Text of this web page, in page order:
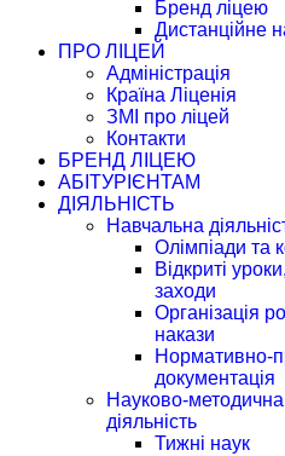
Бренд ліцею
Дистанційне
ПРО ЛІЦЕЙ
Адміністрація
Країна Ліценія
ЗМІ про ліцей
Контакти
БРЕНД ЛІЦЕЮ
АБІТУРІЄНТАМ
ДІЯЛЬНІСТЬ
Навчальна
Олімпіади та
Відкриті
заходи
Організація
накази
Нормативно-
документація
Науково-методична
діяльність
Тижні наук